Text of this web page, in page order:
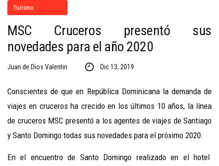
Turismo
MSC Cruceros presentó sus
novedades para el año 2020
Juan de Dios Valentin Dic 13, 2019
Conscientes de que en República Dominicana la demanda de
viajes en cruceros ha crecido en los últimos 10 años, la línea
de cruceros MSC presentó a los agentes de viajes de Santiago
y Santo Domingo todas sus novedades para el próximo 2020.
En el encuentro de Santo Domingo realizado en el hotel